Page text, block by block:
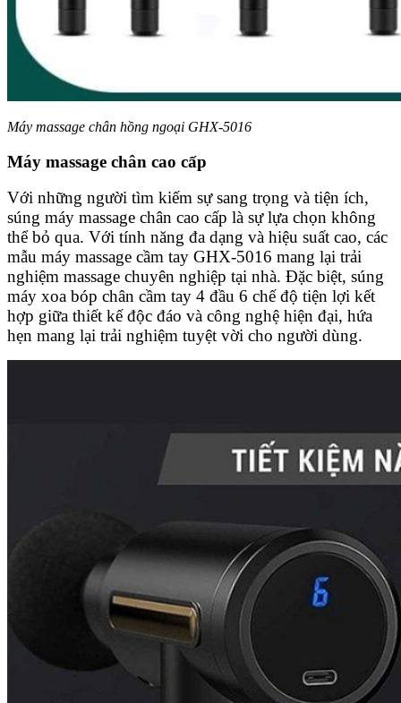
Máy massage chân hồng ngoại GHX-5016
Máy massage chân cao cấp
Với những người tìm kiếm sự sang trọng và tiện ích,
súng máy massage chân cao cấp là sự lựa chọn không
thể bỏ qua. Với tính năng đa dạng và hiệu suất cao, các
mẫu máy massage cầm tay GHX-5016 mang lại trải
nghiệm massage chuyên nghiệp tại nhà. Đặc biệt, súng
máy xoa bóp chân cầm tay 4 đầu 6 chế độ tiện lợi kết
hợp giữa thiết kế độc đáo và công nghệ hiện đại, hứa
hẹn mang lại trải nghiệm tuyệt vời cho người dùng.